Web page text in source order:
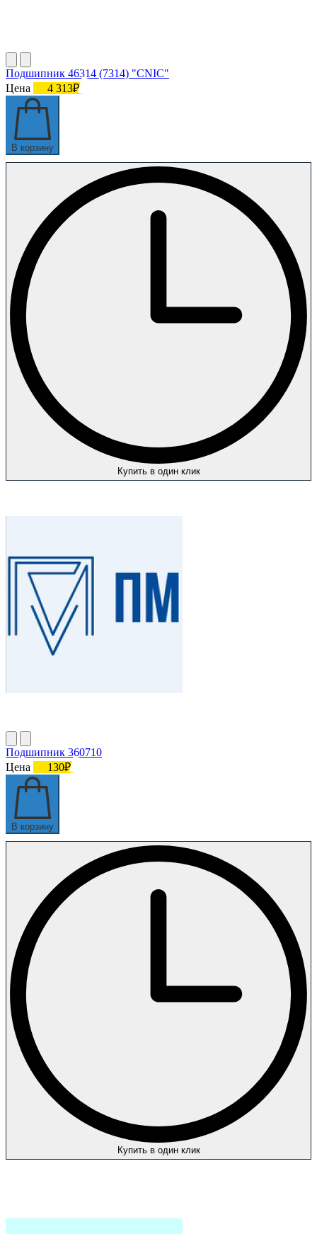
Подшипник 46314 (7314) "СNIC"
Цена
4 313₽
В корзину
Купить в один клик
Подшипник 360710
Цена
130₽
В корзину
Купить в один клик